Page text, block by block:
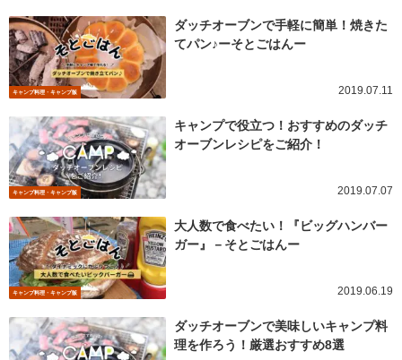
キャンプ料理・キャンプ飯
ダッチオーブンで手軽に簡単！焼きた
てパン♪ーそとごはんー
2019.07.11
キャンプ料理・キャンプ飯
キャンプで役立つ！おすすめのダッチ
オーブンレシピをご紹介！
2019.07.07
キャンプ料理・キャンプ飯
大人数で食べたい！『ビッグハンバー
ガー』－そとごはんー
2019.06.19
ダッチオーブンで美味しいキャンプ料
理を作ろう！厳選おすすめ8選